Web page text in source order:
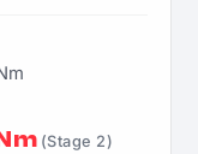
(Stage 2)